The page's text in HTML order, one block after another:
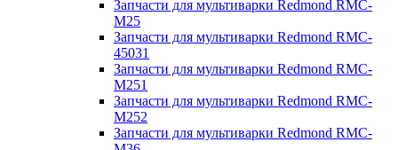
Запчасти для мультиварки Redmond RMC-
M25
Запчасти для мультиварки Redmond RMC-
45031
Запчасти для мультиварки Redmond RMC-
M251
Запчасти для мультиварки Redmond RMC-
M252
Запчасти для мультиварки Redmond RMC-